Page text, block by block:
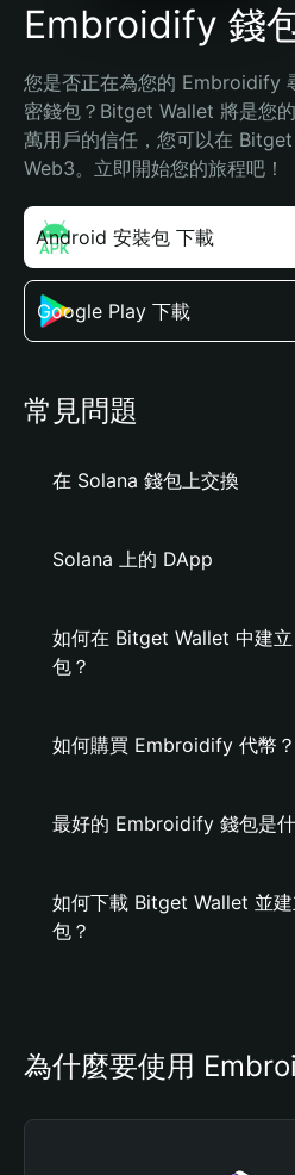
Embroidify 錢
您是否正在為您的 Embroidify
密錢包？Bitget Wallet 將是您
萬用戶的信任，您可以在
Web3。立即開始您的旅程吧！
Android 安裝包 下載
Google Play 下載
常見問題
在 Solana 錢包上交換
Solana 上的 DApp
如何在 Bitget Wallet 中建
包？
如何購買 Embroidify 代幣？
最好的 Embroidify 錢包是
如何下載 Bitget Wallet 並
包？
為什麼要使用